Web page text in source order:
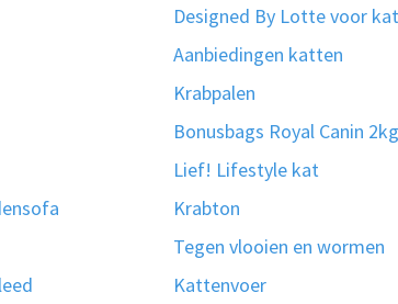
Designed By Lotte voor
Aanbiedingen katten
Krabpalen
Bonusbags Royal Canin
Lief! Lifestyle kat
Krabton
Tegen vlooien en wormen
Kattenvoer